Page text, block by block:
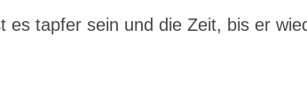
es tapfer sein und die Zeit, bis er